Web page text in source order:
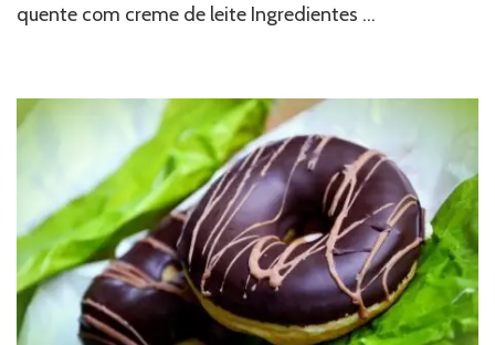
quente com creme de leite Ingredientes …